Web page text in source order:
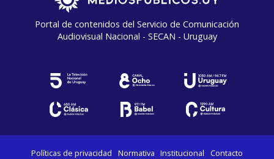
Portal de contenidos del Servicio de Comunicación
Audiovisual Nacional - SECAN - Uruguay
Políticas de privacidad Normativa Institucional Contacto